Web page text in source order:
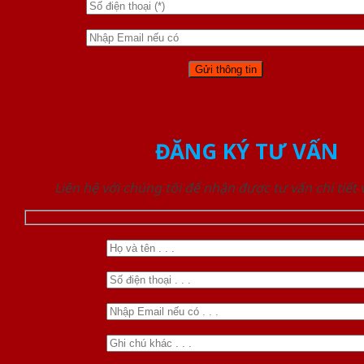
ĐĂNG KÝ TƯ VẤN
Liên hệ với chúng tôi để nhận được tư vấn chi tiết